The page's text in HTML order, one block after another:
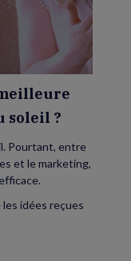
soleil ?
Pourtant, entre
et le marketing,
idées reçues